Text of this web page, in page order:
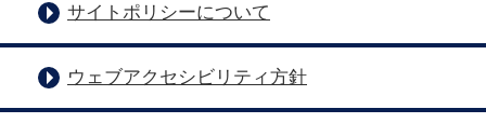
サイトポリシーについて
ウェブアクセシビリティ方針